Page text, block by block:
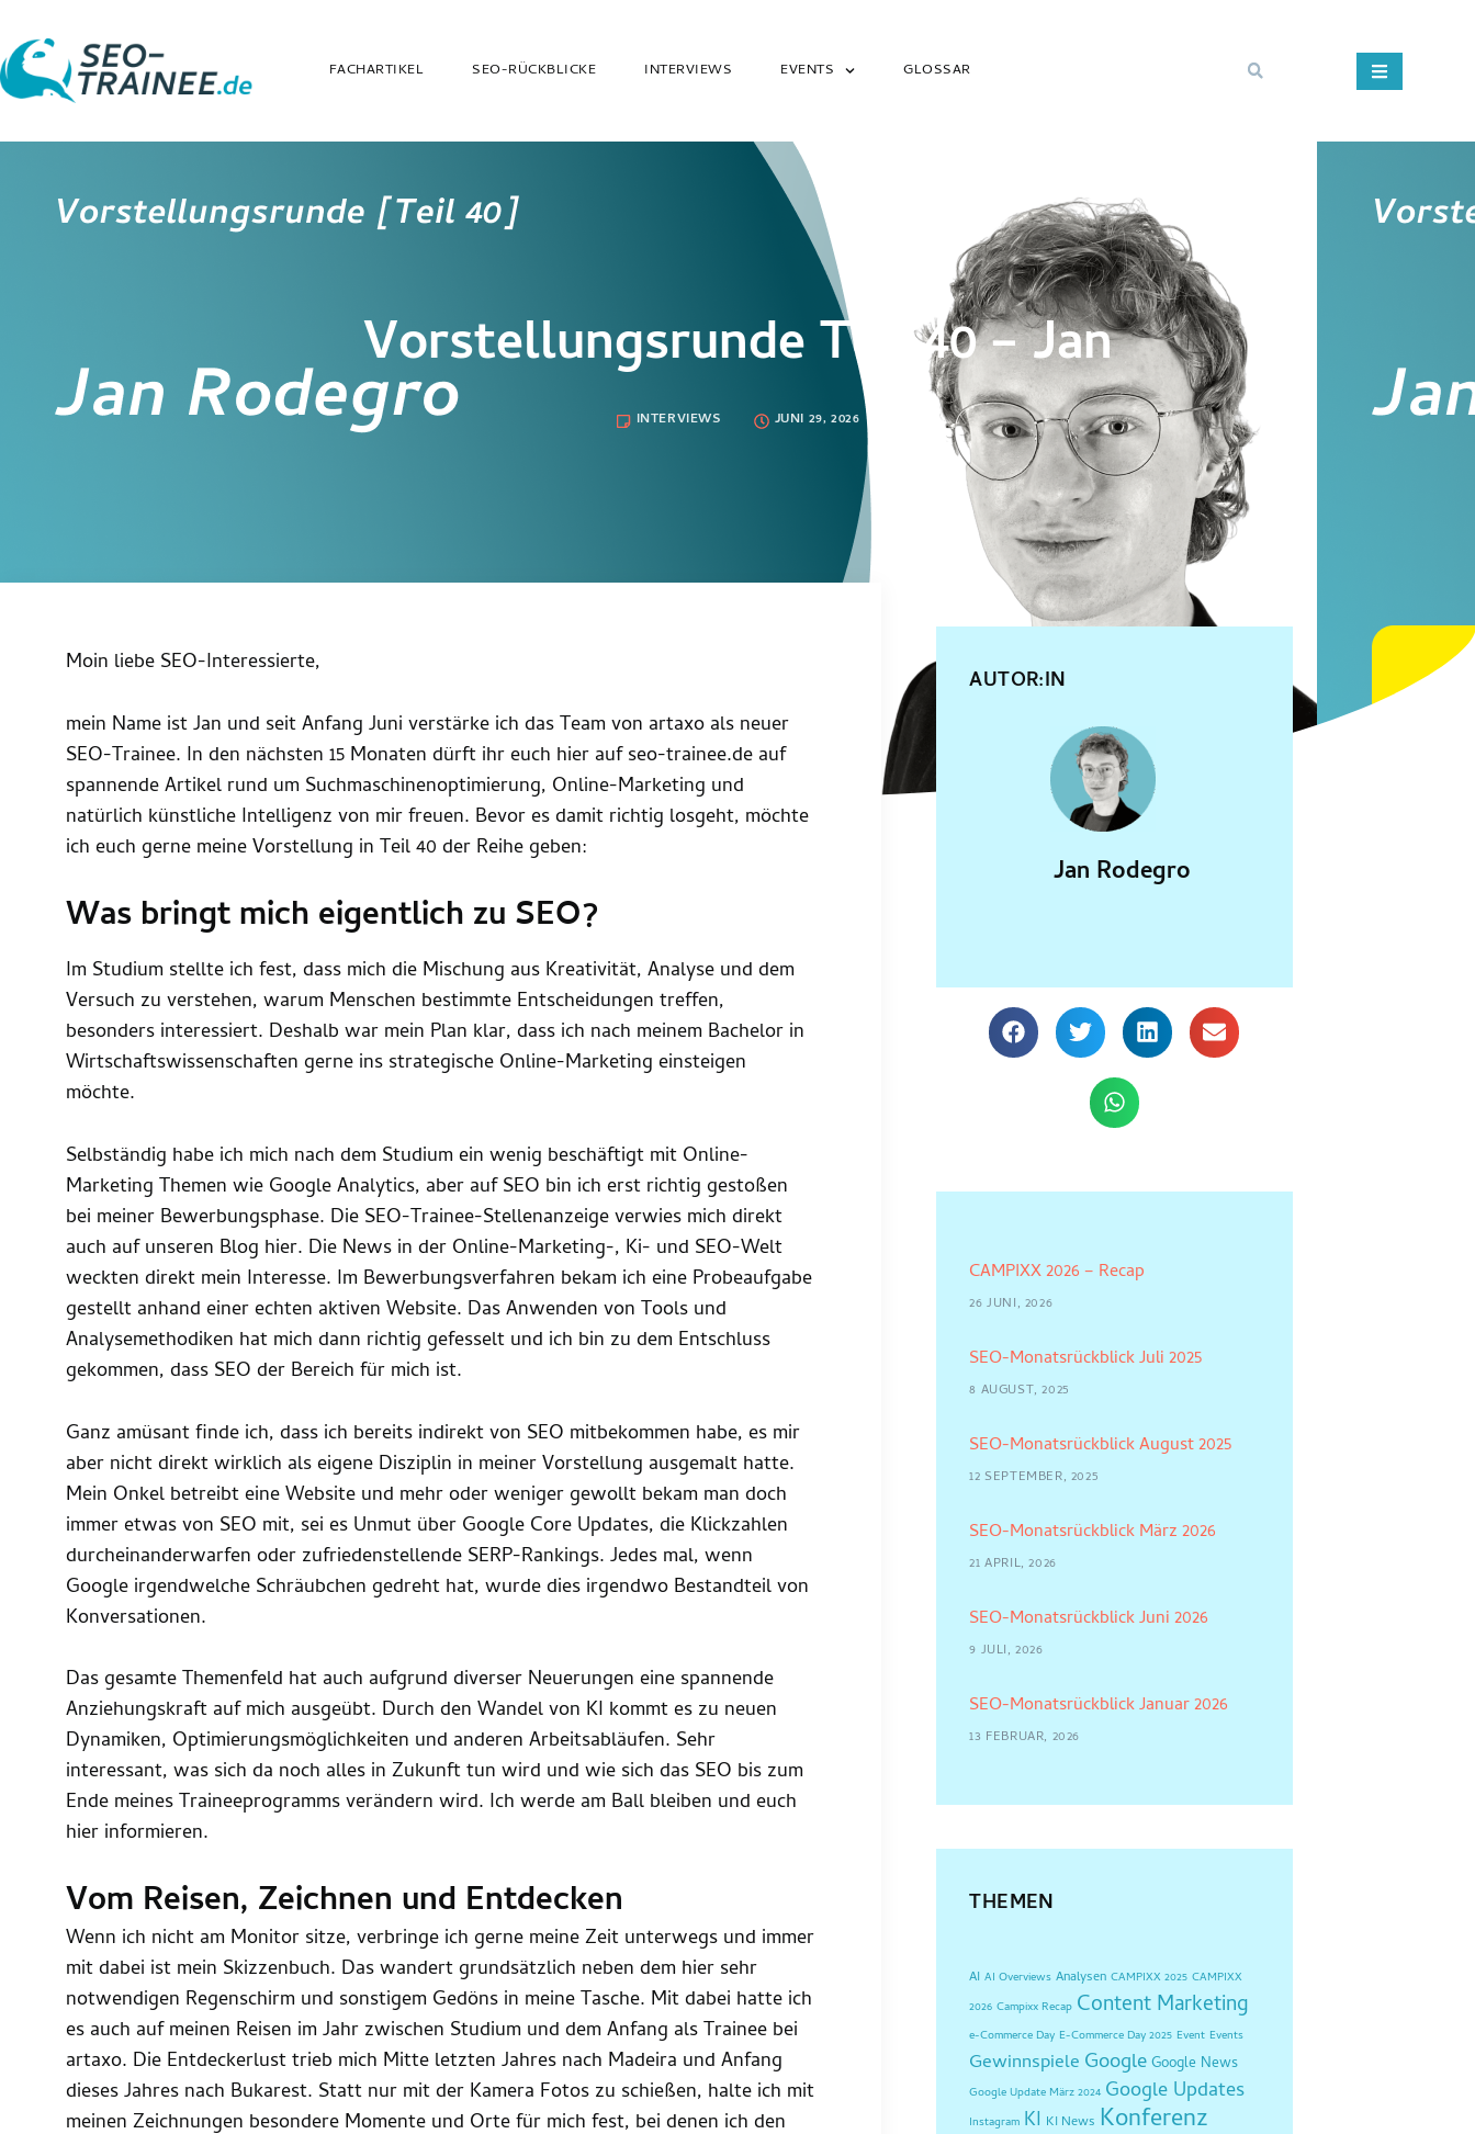
FACHARTIKEL SEO-RÜCKBLICKE INTERVIEWS EVENTS GLOSSAR
Vorstellungsrunde Teil 40 – Jan
INTERVIEWS JUNI 29, 2026
Moin liebe SEO-Interessierte,
mein Name ist Jan und seit Anfang Juni verstärke ich das Team von artaxo als neuer
SEO-Trainee. In den nächsten 15 Monaten dürft ihr euch hier auf seo-trainee.de auf
spannende Artikel rund um Suchmaschinenoptimierung, Online-Marketing und
natürlich künstliche Intelligenz von mir freuen. Bevor es damit richtig losgeht, möchte
ich euch gerne meine Vorstellung in Teil 40 der Reihe geben:
Was bringt mich eigentlich zu SEO?
Im Studium stellte ich fest, dass mich die Mischung aus Kreativität, Analyse und dem
Versuch zu verstehen, warum Menschen bestimmte Entscheidungen treffen,
besonders interessiert. Deshalb war mein Plan klar, dass ich nach meinem Bachelor in
Wirtschaftswissenschaften gerne ins strategische Online-Marketing einsteigen
möchte.
Selbständig habe ich mich nach dem Studium ein wenig beschäftigt mit Online-
Marketing Themen wie Google Analytics, aber auf SEO bin ich erst richtig gestoßen
bei meiner Bewerbungsphase. Die SEO-Trainee-Stellenanzeige verwies mich direkt
auch auf unseren Blog hier. Die News in der Online-Marketing-, Ki- und SEO-Welt
weckten direkt mein Interesse. Im Bewerbungsverfahren bekam ich eine Probeaufgabe
gestellt anhand einer echten aktiven Website. Das Anwenden von Tools und
Analysemethodiken hat mich dann richtig gefesselt und ich bin zu dem Entschluss
gekommen, dass SEO der Bereich für mich ist.
Ganz amüsant finde ich, dass ich bereits indirekt von SEO mitbekommen habe, es mir
aber nicht direkt wirklich als eigene Disziplin in meiner Vorstellung ausgemalt hatte.
Mein Onkel betreibt eine Website und mehr oder weniger gewollt bekam man doch
immer etwas von SEO mit, sei es Unmut über Google Core Updates, die Klickzahlen
durcheinanderwarfen oder zufriedenstellende SERP-Rankings. Jedes mal, wenn
Google irgendwelche Schräubchen gedreht hat, wurde dies irgendwo Bestandteil von
Konversationen.
Das gesamte Themenfeld hat auch aufgrund diverser Neuerungen eine spannende
Anziehungskraft auf mich ausgeübt. Durch den Wandel von KI kommt es zu neuen
Dynamiken, Optimierungsmöglichkeiten und anderen Arbeitsabläufen. Sehr
interessant, was sich da noch alles in Zukunft tun wird und wie sich das SEO bis zum
Ende meines Traineeprogramms verändern wird. Ich werde am Ball bleiben und euch
hier informieren.
Vom Reisen, Zeichnen und Entdecken
Wenn ich nicht am Monitor sitze, verbringe ich gerne meine Zeit unterwegs und immer
mit dabei ist mein Skizzenbuch. Das wandert grundsätzlich neben dem hier sehr
notwendigen Regenschirm und sonstigem Gedöns in meine Tasche. Mit dabei hatte ich
es auch auf meinen Reisen im Jahr zwischen Studium und dem Anfang als Trainee bei
artaxo. Die Entdeckerlust trieb mich Mitte letzten Jahres nach Madeira und Anfang
dieses Jahres nach Bukarest. Statt nur mit der Kamera Fotos zu schießen, halte ich mit
meinen Zeichnungen besondere Momente und Orte für mich fest, bei denen ich den
AUTOR:IN
Jan Rodegro
CAMPIXX 2026 – Recap
26 JUNI, 2026
SEO-Monatsrückblick Juli 2025
8 AUGUST, 2025
SEO-Monatsrückblick August 2025
12 SEPTEMBER, 2025
SEO-Monatsrückblick März 2026
21 APRIL, 2026
SEO-Monatsrückblick Juni 2026
9 JULI, 2026
SEO-Monatsrückblick Januar 2026
13 FEBRUAR, 2026
THEMEN
AI AI Overviews Analysen CAMPIXX 2025 CAMPIXX
2026 Campixx Recap Content Marketing
e-Commerce Day E-Commerce Day 2025 Event Events
Gewinnspiele Google Google News
Google Update März 2024 Google Updates
Instagram KI KI News Konferenz